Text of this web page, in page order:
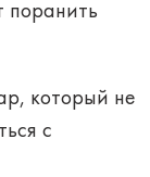
поранить
который не
с